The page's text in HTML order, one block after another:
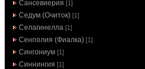
Сансевиерия [1]
Седум (Очиток) [1]
Селагинелла [1]
Сенполия (Фиалка) [1]
Сингониум [1]
Синнингия [1]